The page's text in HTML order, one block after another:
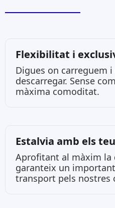
Flexibilitat i
Digues on carreguem
descarregar. Sense
màxima comoditat.
Estalvia amb els
Aprofitant al màxim la
garanteix un
transport pels nostres